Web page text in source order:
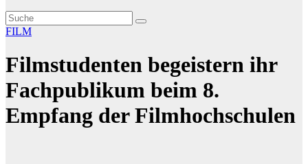
FILM
Filmstudenten begeistern ihr
Fachpublikum beim 8.
Empfang der Filmhochschulen